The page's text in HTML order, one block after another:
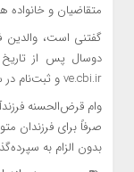
متقاضیان و
دوسال پس از تاریخ
ve.cbi.ir و ثبت‌نام در سامانه بانک مرکزی برای دریافت این وام اقدام کنند.
صرفاً برای فرزندان
بدون الزام به